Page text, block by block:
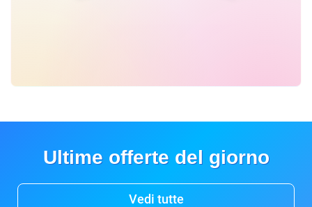
Ultime offerte del giorno
Vedi tutte